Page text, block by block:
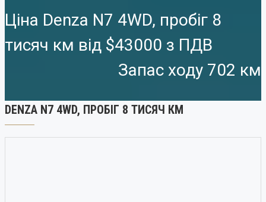
Ціна Denza N7 4WD, пробіг 8
тисяч км від $43000
Запас ходу 702 км
DENZA N7 4WD, ПРОБІГ 8 ТИСЯЧ КМ